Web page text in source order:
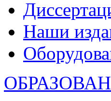
Наши